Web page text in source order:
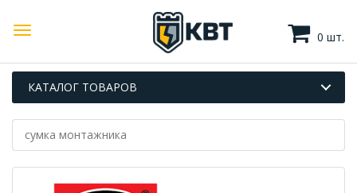
0 шт.
КАТАЛОГ ТОВАРОВ